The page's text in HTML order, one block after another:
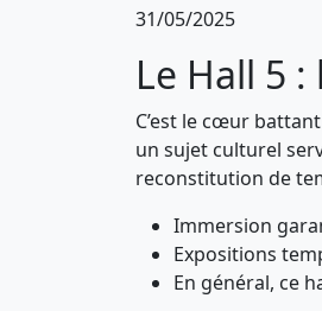
31/05/2025
Le Hall 5
C’est le cœur
un sujet culturel
reconstitution de
Immersion
Expositions
En général, ce